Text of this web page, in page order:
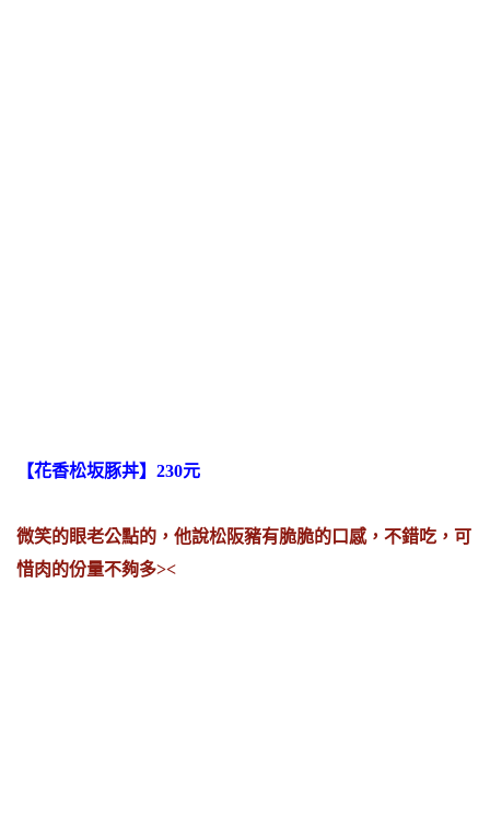
【花香松坂豚丼】230元
微笑的眼老公點的，他說松阪豬有脆脆的口感，不錯吃，可
惜肉的份量不夠多><